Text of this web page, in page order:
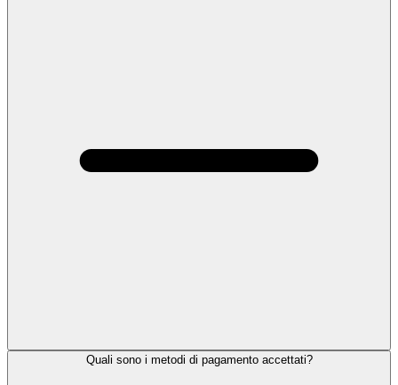
Quali sono i metodi di pagamento accettati?